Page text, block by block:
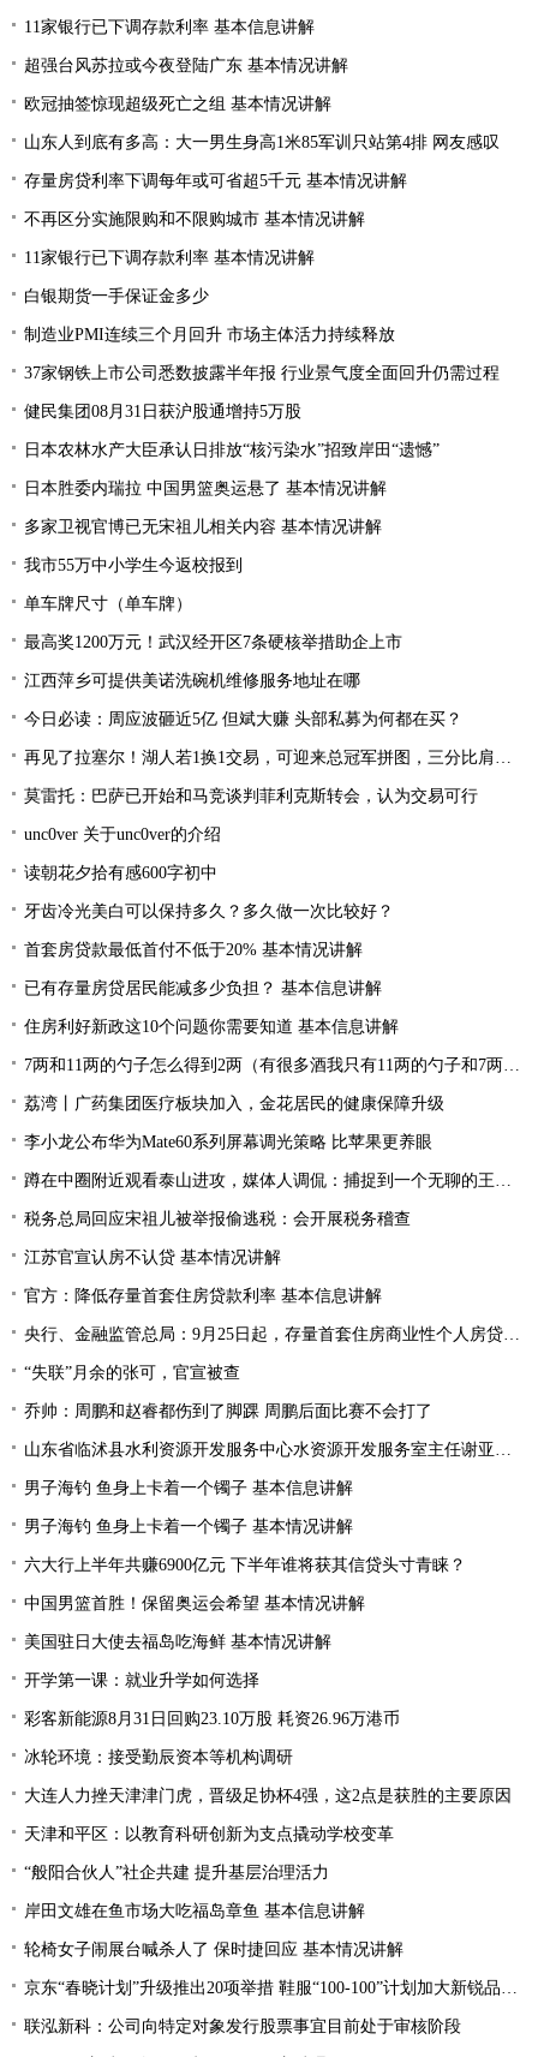
11家银行已下调存款利率 基本信息讲解
超强台风苏拉或今夜登陆广东 基本情况讲解
欧冠抽签惊现超级死亡之组 基本情况讲解
山东人到底有多高：大一男生身高1米85军训只站第4排 网友感叹
存量房贷利率下调每年或可省超5千元 基本情况讲解
不再区分实施限购和不限购城市 基本情况讲解
11家银行已下调存款利率 基本情况讲解
白银期货一手保证金多少
制造业PMI连续三个月回升 市场主体活力持续释放
37家钢铁上市公司悉数披露半年报 行业景气度全面回升仍需过程
健民集团08月31日获沪股通增持5万股
日本农林水产大臣承认日排放“核污染水”招致岸田“遗憾”
日本胜委内瑞拉 中国男篮奥运悬了 基本情况讲解
多家卫视官博已无宋祖儿相关内容 基本情况讲解
我市55万中小学生今返校报到
单车牌尺寸（单车牌）
最高奖1200万元！武汉经开区7条硬核举措助企上市
江西萍乡可提供美诺洗碗机维修服务地址在哪
今日必读：周应波砸近5亿 但斌大赚 头部私募为何都在买？
再见了拉塞尔！湖人若1换1交易，可迎来总冠军拼图，三分比肩库里
莫雷托：巴萨已开始和马竞谈判菲利克斯转会，认为交易可行
unc0ver 关于unc0ver的介绍
读朝花夕拾有感600字初中
牙齿冷光美白可以保持多久？多久做一次比较好？
首套房贷款最低首付不低于20% 基本情况讲解
已有存量房贷居民能减多少负担？ 基本信息讲解
住房利好新政这10个问题你需要知道 基本信息讲解
7两和11两的勺子怎么得到2两（有很多酒我只有11两的勺子和7两的勺子如何得到2两酒）
荔湾丨广药集团医疗板块加入，金花居民的健康保障升级
李小龙公布华为Mate60系列屏幕调光策略 比苹果更养眼
蹲在中圈附近观看泰山进攻，媒体人调侃：捕捉到一个无聊的王大雷
税务总局回应宋祖儿被举报偷逃税：会开展税务稽查
江苏官宣认房不认贷 基本情况讲解
官方：降低存量首套住房贷款利率 基本信息讲解
央行、金融监管总局：9月25日起，存量首套住房商业性个人房贷借款人可向金融机构申请协商变更利率水平
“失联”月余的张可，官宣被查
乔帅：周鹏和赵睿都伤到了脚踝 周鹏后面比赛不会打了
山东省临沭县水利资源开发服务中心水资源开发服务室主任谢亚州被查
男子海钓 鱼身上卡着一个镯子 基本信息讲解
男子海钓 鱼身上卡着一个镯子 基本情况讲解
六大行上半年共赚6900亿元 下半年谁将获其信贷头寸青睐？
中国男篮首胜！保留奥运会希望 基本情况讲解
美国驻日大使去福岛吃海鲜 基本情况讲解
开学第一课：就业升学如何选择
彩客新能源8月31日回购23.10万股 耗资26.96万港币
冰轮环境：接受勤辰资本等机构调研
大连人力挫天津津门虎，晋级足协杯4强，这2点是获胜的主要原因
天津和平区：以教育科研创新为支点撬动学校变革
“般阳合伙人”社企共建 提升基层治理活力
岸田文雄在鱼市场大吃福岛章鱼 基本信息讲解
轮椅女子闹展台喊杀人了 保时捷回应 基本情况讲解
京东“春晓计划”升级推出20项举措 鞋服“100-100”计划加大新锐品牌扶持力度
联泓新科：公司向特定对象发行股票事宜目前处于审核阶段